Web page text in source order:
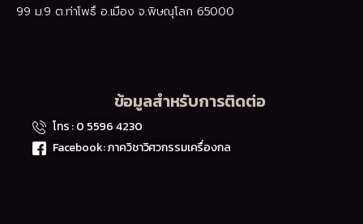
99 ม.9 ต.ท่าโพธิ์ อ.เมือง จ.พิษณุโลก 65000
ข้อมูลสำหรับการติดต่อ
โทร : 0 5596 4230
Facebook: ภาควิชาวิศวกรรมเครื่องกล